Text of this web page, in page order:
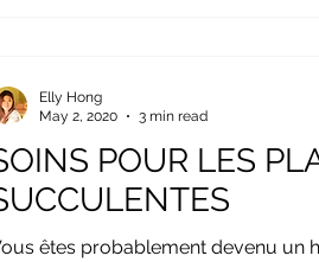
POUR LES
êtes probablement devenu un
Elly Hong
May 2, 2020
3 min read